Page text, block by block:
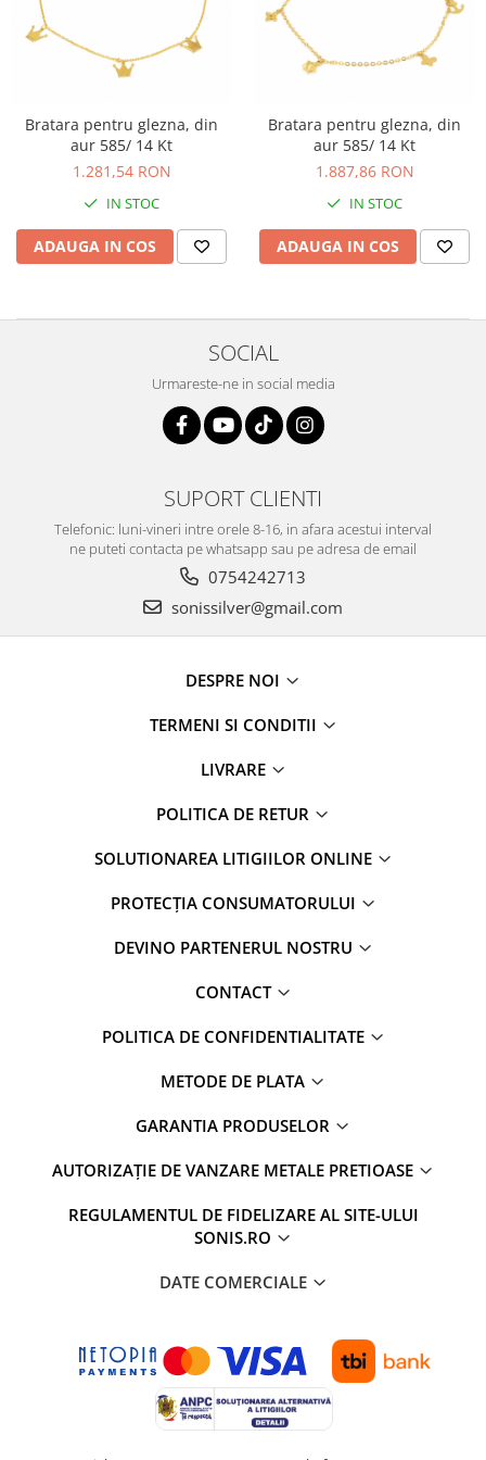
INELE
ACE DE CRAVATA
BRATARI PENTRU PICIOR
INELE
BUTONI
BRATARA TIP ROZARIU
LANTURI TIP ROZARIU
Bratara pentru glezna, din
aur 585/ 14 Kt
1.281,54 RON
IN STOC
ADAUGA IN COS
Bratara pentru glezna, din
aur 585/ 14 Kt
1.887,86 RON
IN STOC
ADAUGA IN COS
SOCIAL
Urmareste-ne in social media
SUPORT CLIENTI
Telefonic: luni-vineri intre orele 8-16, in afara acestui interval
ne puteti contacta pe whatsapp sau pe adresa de email
0754242713
sonissilver@gmail.com
DESPRE NOI
TERMENI SI CONDITII
LIVRARE
POLITICA DE RETUR
SOLUTIONAREA LITIGIILOR ONLINE
PROTECȚIA CONSUMATORULUI
DEVINO PARTENERUL NOSTRU
CONTACT
POLITICA DE CONFIDENTIALITATE
METODE DE PLATA
GARANTIA PRODUSELOR
AUTORIZAȚIE DE VANZARE METALE PRETIOASE
REGULAMENTUL DE FIDELIZARE AL SITE-ULUI
SONIS.RO
DATE COMERCIALE